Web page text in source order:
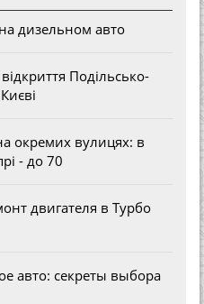
дизельном авто
Подільсько-
окремих вулицях: в
- до 70
двигателя в Турбо
авто: секреты выбора